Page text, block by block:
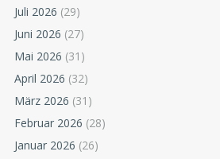
Juli 2026 (29)
Juni 2026 (27)
Mai 2026 (31)
April 2026 (32)
März 2026 (31)
Februar 2026 (28)
Januar 2026 (26)